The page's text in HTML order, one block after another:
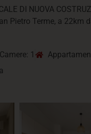
DI NUOVA
Pietro Terme, a 22km
Camere: 1